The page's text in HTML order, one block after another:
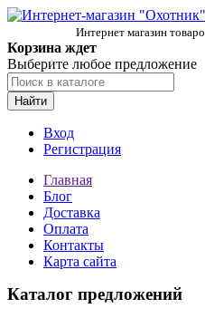
Интернет магазин
Корзина ждет
Выберите любое предложение
Найти
Вход
Регистрация
Главная
Блог
Доставка
Оплата
Контакты
Карта сайта
Каталог предложений